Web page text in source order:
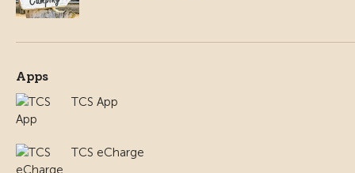
Apps
TCS App
TCS eCharge